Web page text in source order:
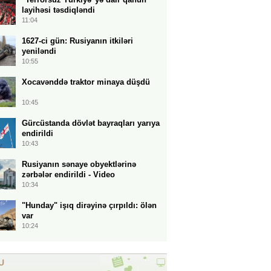
layihəsi təsdiqləndi
11:04
1627-ci gün: Rusiyanın itkiləri
yeniləndi
10:55
Xocavənddə traktor minaya düşdü
10:45
Gürcüstanda dövlət bayraqları yarıya
endirildi
10:43
Rusiyanın sənaye obyektlərinə
zərbələr endirildi - Video
10:34
"Hunday" işıq dirəyinə çırpıldı: ölən
var
10:24